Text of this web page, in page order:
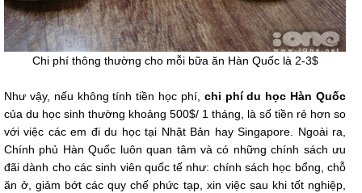
Chi phí thông thường cho mỗi bữa ăn Hàn Quốc là 2-3$
Như vậy, nếu không tính tiền học phí, chi phí du học Hàn Quốc
của du học sinh thường khoảng 500$/ 1 tháng, là số tiền rẻ hơn so
với việc các em đi du học tại Nhật Bản hay Singapore. Ngoài ra,
Chính phủ Hàn Quốc luôn quan tâm và có những chính sách ưu
đãi dành cho các sinh viên quốc tế như: chính sách học bổng, chỗ
ăn ở, giảm bớt các quy chế phức tạp, xin việc sau khi tốt nghiệp,